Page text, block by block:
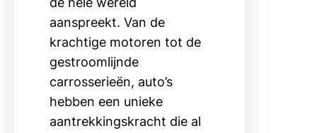
aanspreekt. Van de
krachtige motoren tot de
gestroomlijnde
carrosserieën, auto’s
hebben een unieke
aantrekkingskracht die al